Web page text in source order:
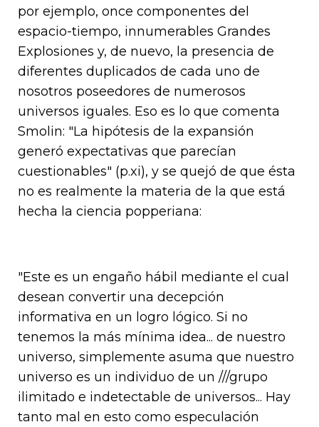
por ejemplo, once componentes del
espacio-tiempo, innumerables Grandes
Explosiones y, de nuevo, la presencia de
diferentes duplicados de cada uno de
nosotros poseedores de numerosos
universos iguales. Eso es lo que comenta
Smolin: "La hipótesis de la expansión
generó expectativas que parecían
cuestionables" (p.xi), y se quejó de que ésta
no es realmente la materia de la que está
hecha la ciencia popperiana:
"Este es un engaño hábil mediante el cual
desean convertir una decepción
informativa en un logro lógico. Si no
tenemos la más mínima idea... de nuestro
universo, simplemente asuma que nuestro
universo es un individuo de un ///grupo
ilimitado e indetectable de universos... Hay
tanto mal en esto como especulación